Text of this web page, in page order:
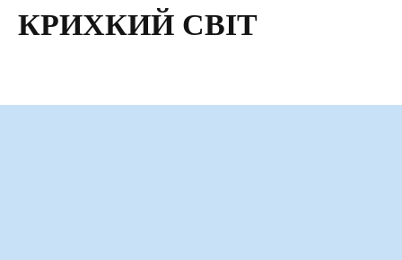
КРИХКИЙ СВІТ